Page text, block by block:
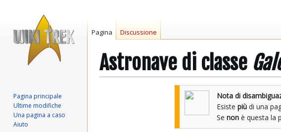
Astronave di classe
Nota di
Esistepiù di una
Senon è questa la
Pagina Discussione
Pagina principale
Ultime modifiche
Una pagina a caso
Aiuto